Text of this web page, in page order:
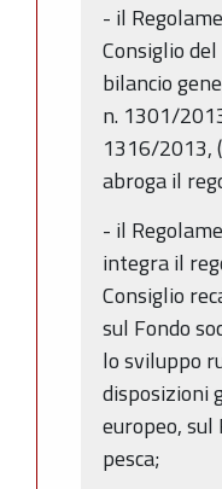
- il
Consiglio
bilancio
n. 1301/
1316/2013,
abroga il
- il
integra il
Consiglio
sul Fondo
lo sviluppo
disposizioni
europeo,
pesca;